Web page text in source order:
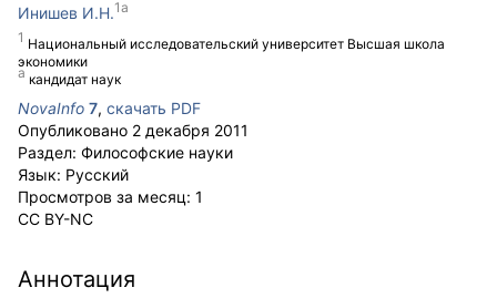
Инишев И.Н.
Национальный исследовательский университет Высшая школа
экономики
кандидат наук
NovaInfo 7, скачать PDF
Опубликовано 2 декабря 2011
Раздел: Философские науки
Язык: Русский
Просмотров за месяц: 1
CC BY-NC
Аннотация